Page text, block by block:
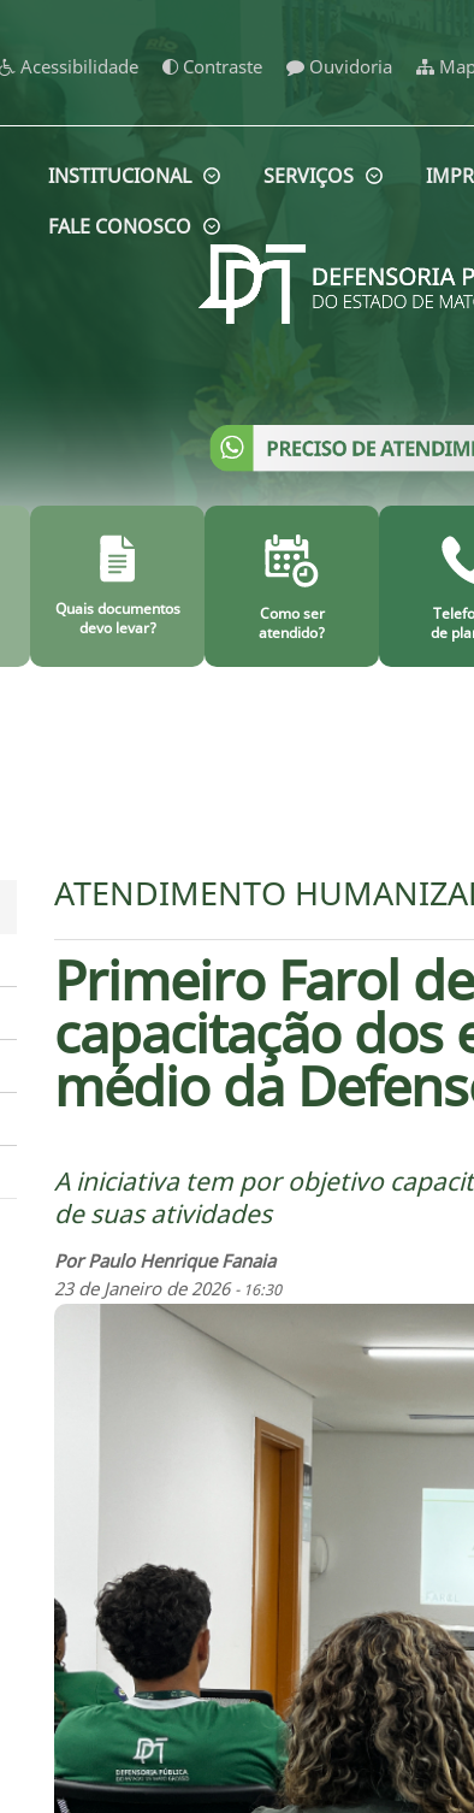
Acessibilidade Contraste Ouvidoria
INSTITUCIONAL SERVIÇOS
FALE CONOSCO
Quais documentos
devo levar?
Como ser
atendido?
de
ATENDIMENTO
Primeiro Farol
capacitação dos
médio da
A iniciativa tem por objetivo
de suas atividades
Por Paulo Henrique Fanaia
23 de Janeiro de 2026- 16:30